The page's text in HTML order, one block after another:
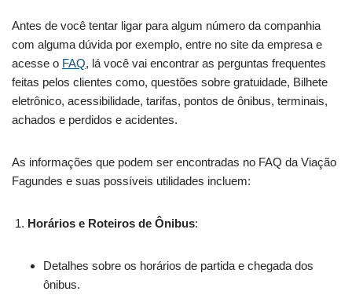
Antes de você tentar ligar para algum número da companhia
com alguma dúvida por exemplo, entre no site da empresa e
acesse o FAQ, lá você vai encontrar as perguntas frequentes
feitas pelos clientes como, questões sobre gratuidade, Bilhete
eletrônico, acessibilidade, tarifas, pontos de ônibus, terminais,
achados e perdidos e acidentes.
As informações que podem ser encontradas no FAQ da Viação
Fagundes e suas possíveis utilidades incluem:
Horários e Roteiros de Ônibus:
Detalhes sobre os horários de partida e chegada dos
ônibus.